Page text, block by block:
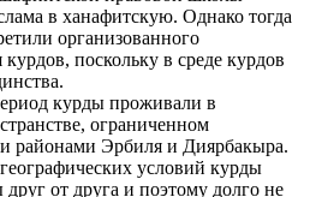
в ханафитскую. Однако тогда
организованного
поскольку в среде курдов
курды проживали в
ограниченном
районами Эрбиля и Диярбакыра.
условий курды
от друга и поэтому долго не